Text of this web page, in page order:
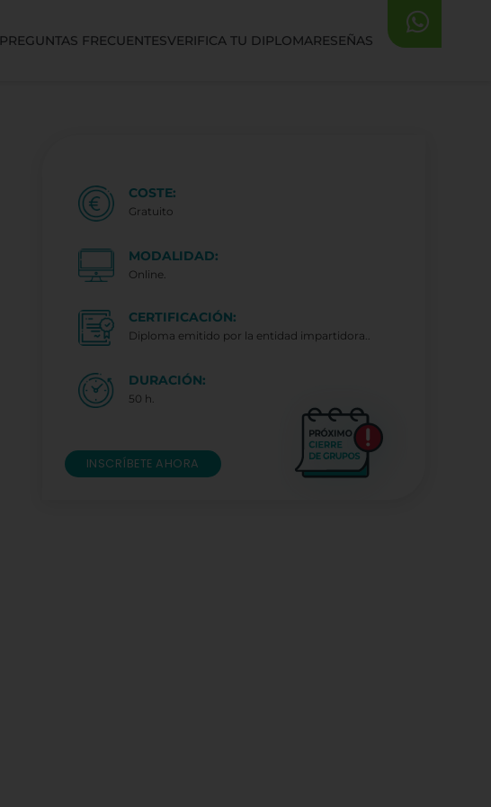
PREGUNTAS FRECUENTESVERIFICA TU DIPLOMARESEÑAS
COSTE:
Gratuito
MODALIDAD:
Online.
CERTIFICACIÓN:
Diploma emitido por la entidad impartidora..
DURACIÓN:
50 h.
INSCRÍBETE AHORA